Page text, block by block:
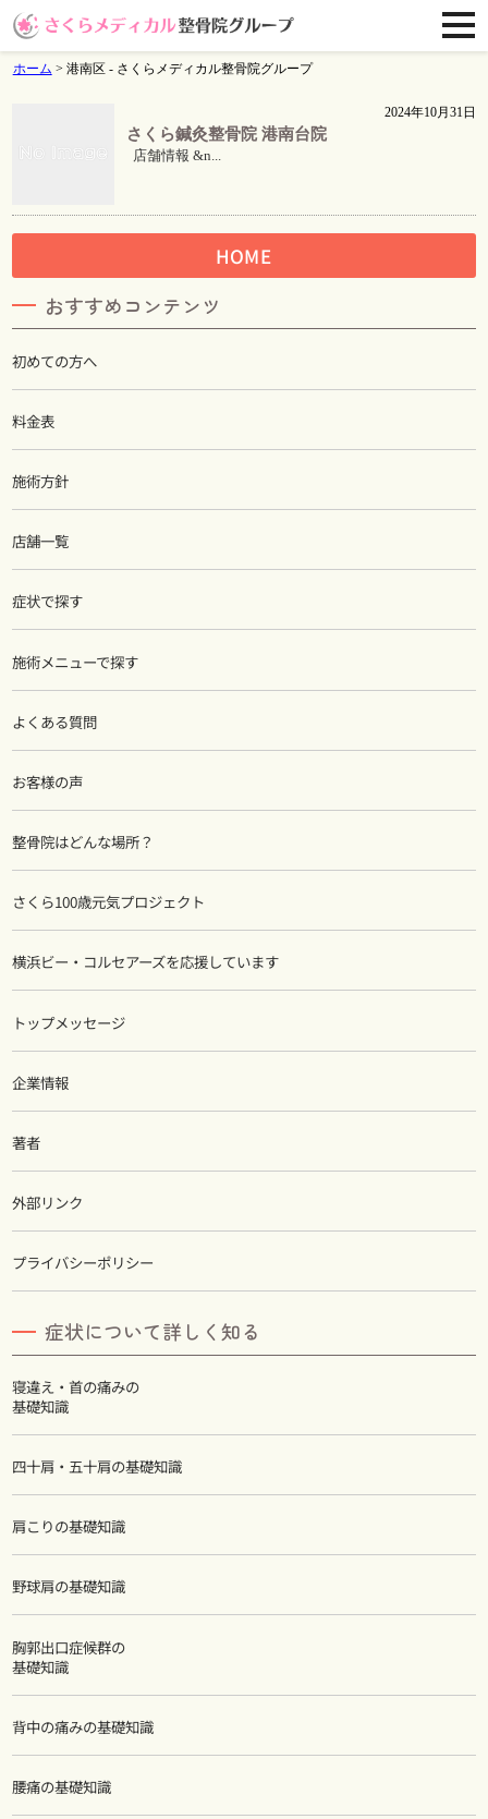
ホーム > 港南区 - さくらメディカル整骨院グループ
2024年10月31日
さくら鍼灸整骨院 港南台院
店舗情報 &n...
HOME
おすすめコンテンツ
初めての方へ
料金表
施術方針
店舗一覧
症状で探す
施術メニューで探す
よくある質問
お客様の声
整骨院はどんな場所？
さくら100歳元気プロジェクト
横浜ビー・コルセアーズを応援しています
トップメッセージ
企業情報
著者
外部リンク
プライバシーポリシー
症状について詳しく知る
寝違え・首の痛みの
基礎知識
四十肩・五十肩の基礎知識
肩こりの基礎知識
野球肩の基礎知識
胸郭出口症候群の
基礎知識
背中の痛みの基礎知識
腰痛の基礎知識